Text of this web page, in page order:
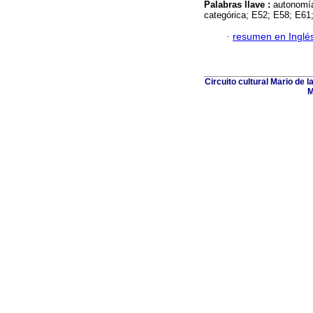
Palabras llave :
categórica; E52; E58;
· resumen en
Circuito cultural Mario de